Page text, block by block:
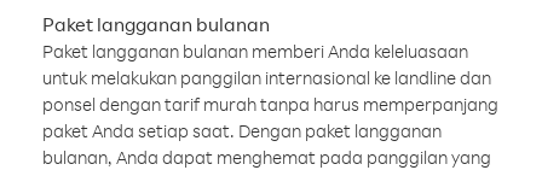
Paket langganan bulanan
Paket langganan bulanan memberi Anda keleluasaan
untuk melakukan panggilan internasional ke landline dan
ponsel dengan tarif murah tanpa harus memperpanjang
paket Anda setiap saat. Dengan paket langganan
bulanan, Anda dapat menghemat pada panggilan yang